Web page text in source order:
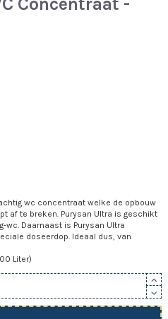
Concentraat -
wc concentraat welke de opbouw
af te breken. Purysan Ultra is geschikt
Daarnaast is Purysan Ultra
doseerdop. Ideaal dus, van
Liter)